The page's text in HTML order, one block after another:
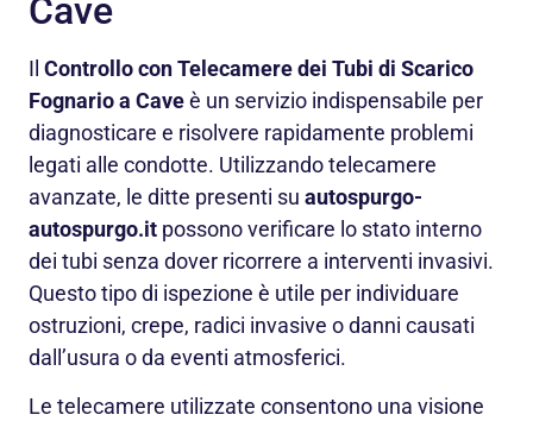
Cave
Il Controllo con Telecamere dei Tubi di Scarico
Fognario a Caveè un servizio indispensabile per
diagnosticare e risolvere rapidamente problemi
legati alle condotte. Utilizzando telecamere
avanzate, le ditte presenti su autospurgo-
autospurgo.it possono verificare lo stato interno
dei tubi senza dover ricorrere a interventi invasivi.
Questo tipo di ispezione è utile per individuare
ostruzioni, crepe, radici invasive o danni causati
dall’usura o da eventi atmosferici.
Le telecamere utilizzate consentono una visione